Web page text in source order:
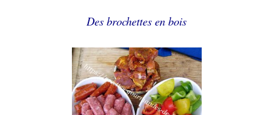
Des brochettes en bois